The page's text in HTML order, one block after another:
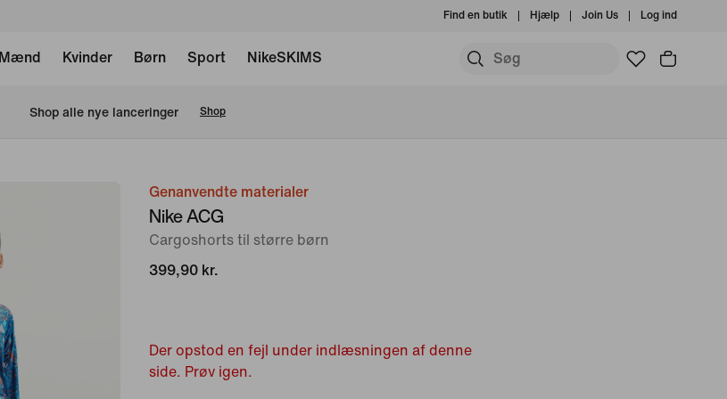
Find en butik Hjælp Join Us Log ind
Mænd Kvinder Børn Sport NikeSKIMS
Shop alle nye lanceringer Shop
billedeGenanvendte materialer
Nike ACG
Cargoshorts til større børn
399,90 kr.
Der opstod en fejl under indlæsningen af denne
side. Prøv igen.